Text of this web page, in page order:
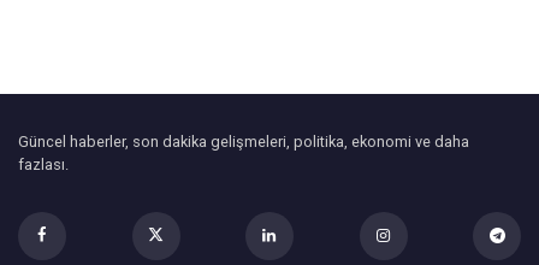
Güncel haberler, son dakika gelişmeleri, politika, ekonomi ve daha
fazlası.